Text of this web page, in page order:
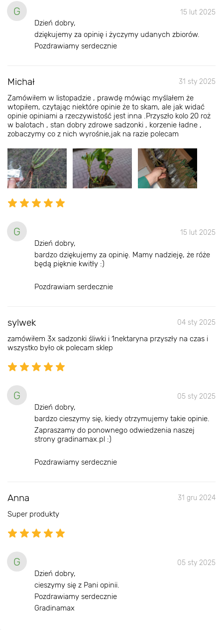
G 15 lut 2025
Dzień dobry,
dziękujemy za opinię i życzymy udanych zbiorów.
Pozdrawiamy serdecznie
Michał 31 sty 2025
Zamówiłem w listopadzie , prawdę mówiąc myślałem że
wtopiłem, czytając niektóre opinie że to skam, ale jak widać
opinie opiniami a rzeczywistość jest inna .Przyszło kolo 20 roż
w balotach , stan dobry zdrowe sadzonki , korzenie ładne ,
zobaczymy co z nich wyrośnie,jak na razie polecam
G 15 lut 2025
Dzień dobry,
bardzo dziękujemy za opinię. Mamy nadzieję, że róże
będą pięknie kwitły :)
Pozdrawiam serdecznie
sylwek 04 sty 2025
zamówiłem 3x sadzonki śliwki i 1nektaryna przyszły na czas i
wszystko było ok polecam sklep
G 05 sty 2025
Dzień dobry,
bardzo cieszymy się, kiedy otrzymujemy takie opinie.
Zapraszamy do ponownego odwiedzenia naszej
strony gradinamax.pl :)
Pozdrawiamy serdecznie
Anna 31 gru 2024
Super produkty
G 05 sty 2025
Dzień dobry,
cieszymy się z Pani opinii.
Pozdrawiamy serdecznie
Gradinamax